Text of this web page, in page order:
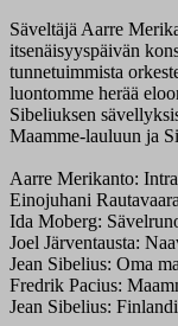
Säveltäjä Aarre
itsenäisyyspäivän
tunnetuimmista
luontomme herää
Sibeliuksen
Maamme-lauluun ja
Aarre Merikanto:
Einojuhani
Ida Moberg:
Joel Järventausta:
Jean Sibelius: Oma
Fredrik Pacius:
Jean Sibelius: